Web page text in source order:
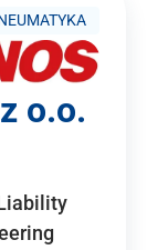
o.o.